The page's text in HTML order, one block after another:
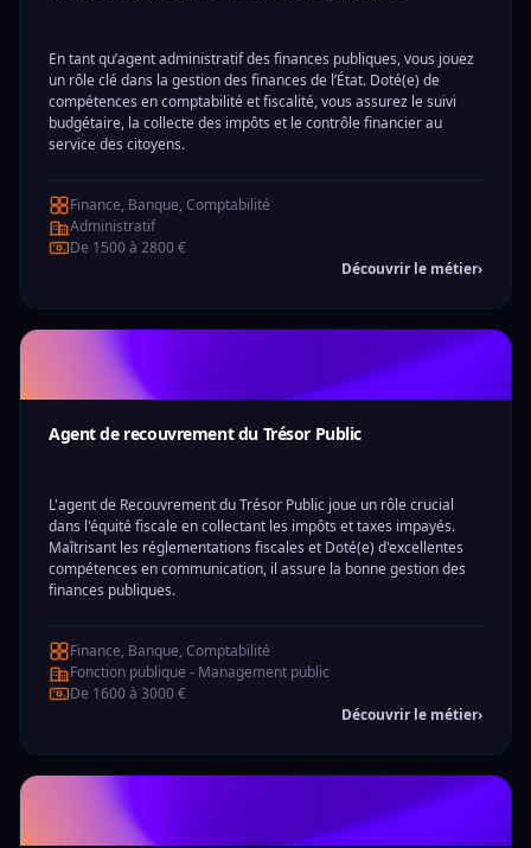
En tant qu’agent administratif des finances publiques, vous jouez
un rôle clé dans la gestion des finances de l’État. Doté(e) de
compétences en comptabilité et fiscalité, vous assurez le suivi
budgétaire, la collecte des impôts et le contrôle financier au
service des citoyens.
Finance, Banque, Comptabilité
Administratif
De 1500 à 2800 €
Découvrir le métier›
Agent de recouvrement du Trésor Public
L'agent de Recouvrement du Trésor Public joue un rôle crucial
dans l'équité fiscale en collectant les impôts et taxes impayés.
Maîtrisant les réglementations fiscales et Doté(e) d'excellentes
compétences en communication, il assure la bonne gestion des
finances publiques.
Finance, Banque, Comptabilité
Fonction publique - Management public
De 1600 à 3000 €
Découvrir le métier›